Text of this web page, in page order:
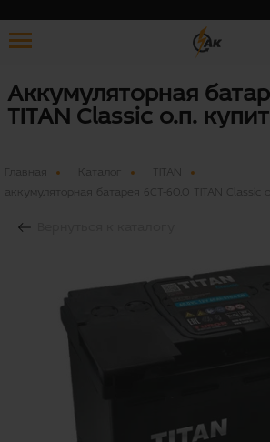
Аккумуляторная
TITAN Classic о.п.
Главная
TITAN
аккумуляторная батарея 6СТ-60,0 TITAN Classic